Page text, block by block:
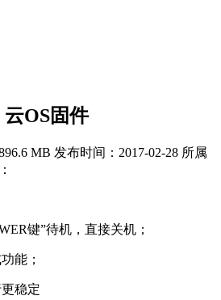
OS固件
MB 发布时间：2017-02-28 所属
键”待机，直接关机；
能；
稳定